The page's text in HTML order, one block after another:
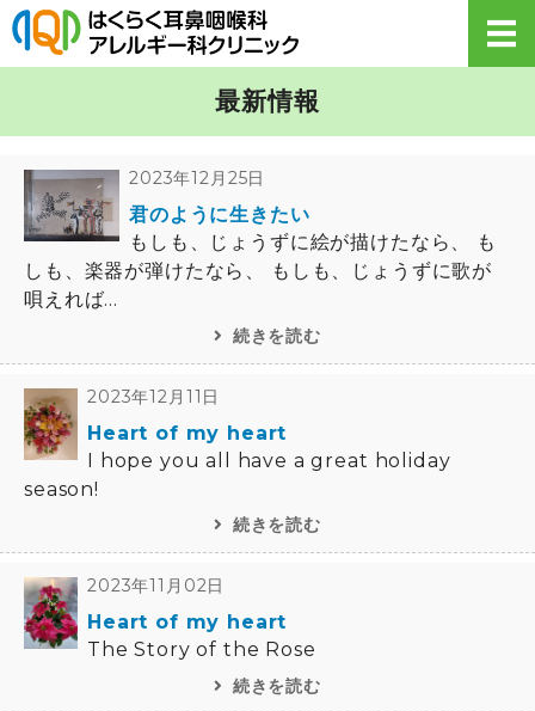
【公式】はくら
初めての方へ・Q&A
医院概要
最新情報
2023年12月25日
君のように生きたい
もしも、じょうずに絵が描けたなら、 も
しも、楽器が弾けたなら、 もしも、じょうずに歌が
唄えれば...
続きを読む
2023年12月11日
Heart of my heart
I hope you all have a great holiday
season!
続きを読む
2023年11月02日
Heart of my heart
The Story of the Rose
続きを読む